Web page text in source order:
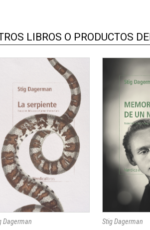
LIBROS O PRODUCTOS
Dagerman
Stig Dagerman